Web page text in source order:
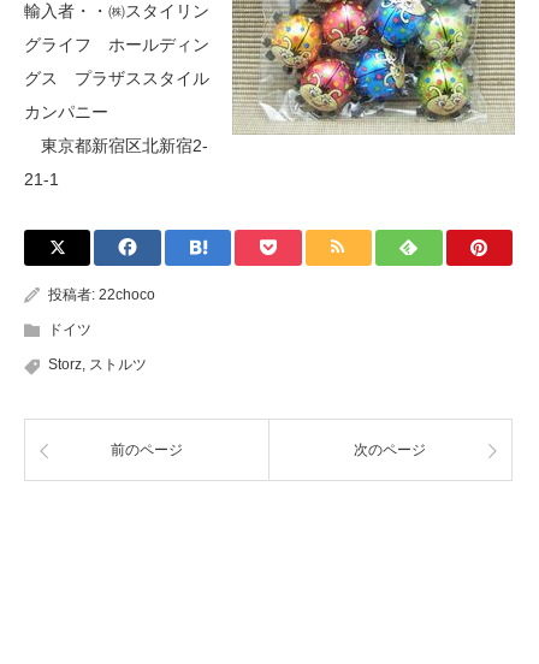
輸入者・・㈱スタイリン
グライフ ホールディン
グス プラザススタイル
カンパニー
東京都新宿区北新宿2-
21-1
投稿者: 22choco
ドイツ
Storz, ストルツ
前のページ 次のページ